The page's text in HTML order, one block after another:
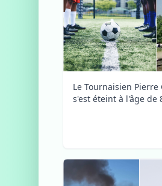
Le Tournaisien Pierre
s'est éteint à l'âge de